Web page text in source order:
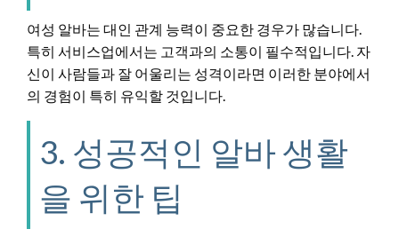
여성 알바는 대인 관계 능력이 중요한 경우가 많습니다.
특히 서비스업에서는 고객과의 소통이 필수적입니다. 자
신이 사람들과 잘 어울리는 성격이라면 이러한 분야에서
의 경험이 특히 유익할 것입니다.
3. 성공적인 알바 생활
을 위한 팁